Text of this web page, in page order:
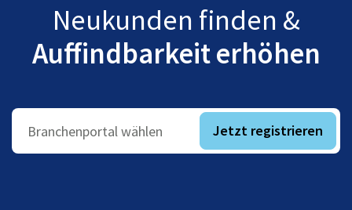
Neukunden finden &
Auffindbarkeit erhöhen
Branchenportal wählen Jetzt registrieren